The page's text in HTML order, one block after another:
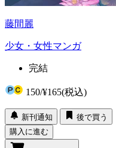
藤間麗
少女・女性マンガ
完結
150/¥165(税込)
新刊通知
後で買う
購入に進む